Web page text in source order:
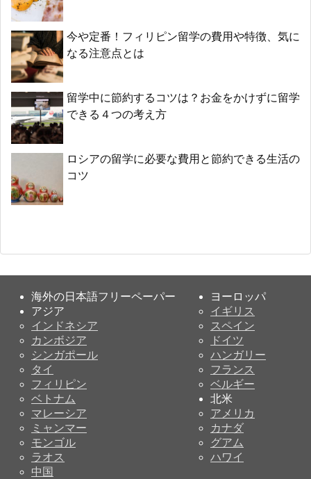
今や定番！フィリピン留学の費用や特徴、気に
なる注意点とは
留学中に節約するコツは？お金をかけずに留学
できる４つの考え方
ロシアの留学に必要な費用と節約できる生活の
コツ
海外の日本語フリーペーパー
アジア
インドネシア
カンボジア
シンガポール
タイ
フィリピン
ベトナム
マレーシア
ミャンマー
モンゴル
ラオス
中国
ヨーロッパ
イギリス
スペイン
ドイツ
ハンガリー
フランス
ベルギー
北米
アメリカ
カナダ
グアム
ハワイ